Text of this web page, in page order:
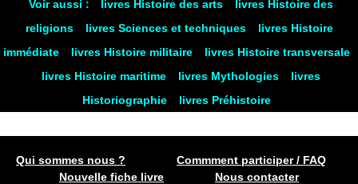
Voir aussi : livres Histoire des arts
livres Histoire des
religions
livres Sciences et techniques
livres Histoire
immédiate
livres Histoire militaire
livres Histoire transversale
livres Histoire maritime
livres Mythologies
livres
Historiographie
livres Préhistoire
Qui sommes nous ?
Commment participer / FAQ
Nouvelle fiche livre
Nous contacter